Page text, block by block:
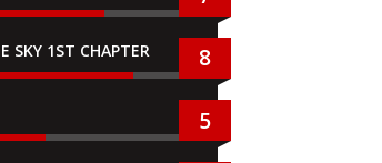
SKY 1ST CHAPTER 8
5